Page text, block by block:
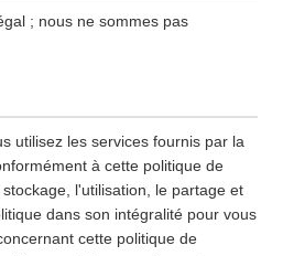
; nous ne sommes pas
utilisez les services fournis par la
à cette politique de
l'utilisation, le partage et
dans son intégralité pour vous
cette politique de